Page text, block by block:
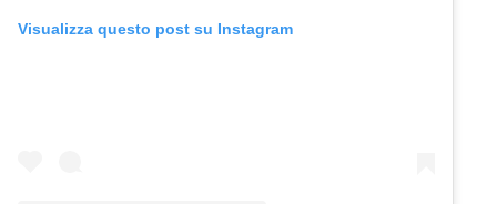
Visualizza questo post su Instagram